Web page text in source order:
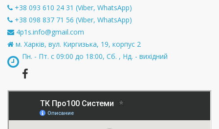
+38 093 610 24 31 (Viber, WhatsApp)
+38 098 837 71 56 (Viber, WhatsApp)
4p1s.info@gmail.com
м. Харків, вул. Киргизька, 19, корпус 2
Пн. - Пт. с 09:00 до 18:00, Сб. , Нд. - вихідний